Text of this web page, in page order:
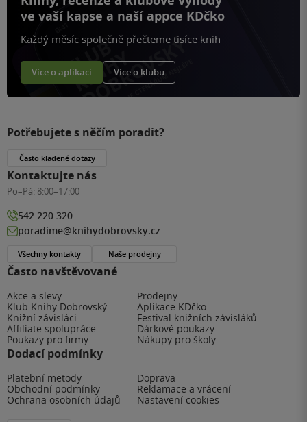
ve vaší kapse a naší appce KDčko
Každý měsíc společně přečteme tisíce knih
Více o aplikaci Více o klubu
Často navštěvované
Akce a slevy
Prodejny
Klub Knihy Dobrovský
Aplikace KDčko
Knižní závisláci
Festival knižních závisláků
Affiliate spolupráce
Dárkové poukazy
Poukazy pro firmy
Nákupy pro školy
Dodací podmínky
Platební metody
Doprava
Obchodní podmínky
Reklamace a vrácení
Ochrana osobních údajů
Nastavení cookies
Potřebujete s něčím poradit?
Často kladené dotazy
Kontaktujte nás
Po–Pá: 8:00–17:00
542 220 320
poradime@knihydobrovsky.cz
Všechny kontakty Naše prodejny